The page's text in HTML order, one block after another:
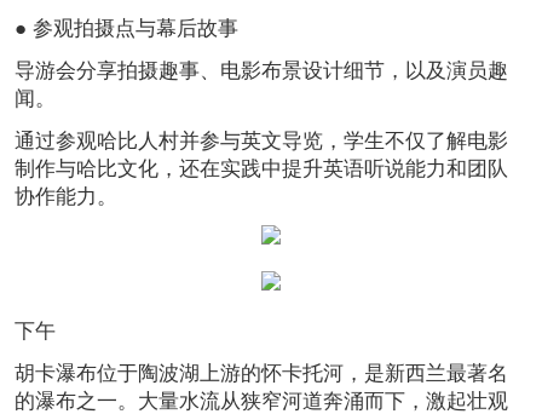
● 参观拍摄点与幕后故事
导游会分享拍摄趣事、电影布景设计细节，以及演员趣
闻。
通过参观哈比人村并参与英文导览，学生不仅了解电影
制作与哈比文化，还在实践中提升英语听说能力和团队
协作能力。
下午
胡卡瀑布位于陶波湖上游的怀卡托河，是新西兰最著名
的瀑布之一。大量水流从狭窄河道奔涌而下，激起壮观